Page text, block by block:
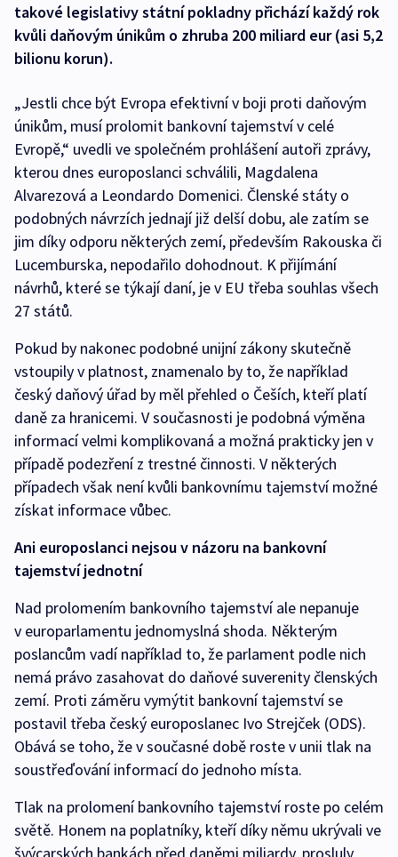
takové legislativy státní pokladny přichází každý rok
kvůli daňovým únikům o zhruba 200 miliard eur (asi 5,2
bilionu korun).
„Jestli chce být Evropa efektivní v boji proti daňovým
únikům, musí prolomit bankovní tajemství v celé
Evropě,“ uvedli ve společném prohlášení autoři zprávy,
kterou dnes europoslanci schválili, Magdalena
Alvarezová a Leondardo Domenici. Členské státy o
podobných návrzích jednají již delší dobu, ale zatím se
jim díky odporu některých zemí, především Rakouska či
Lucemburska, nepodařilo dohodnout. K přijímání
návrhů, které se týkají daní, je v EU třeba souhlas všech
27 států.
Pokud by nakonec podobné unijní zákony skutečně
vstoupily v platnost, znamenalo by to, že například
český daňový úřad by měl přehled o Češích, kteří platí
daně za hranicemi. V současnosti je podobná výměna
informací velmi komplikovaná a možná prakticky jen v
případě podezření z trestné činnosti. V některých
případech však není kvůli bankovnímu tajemství možné
získat informace vůbec.
Ani europoslanci nejsou v názoru na bankovní
tajemství jednotní
Nad prolomením bankovního tajemství ale nepanuje
v europarlamentu jednomyslná shoda. Některým
poslancům vadí například to, že parlament podle nich
nemá právo zasahovat do daňové suverenity členských
zemí. Proti záměru vymýtit bankovní tajemství se
postavil třeba český europoslanec Ivo Strejček (ODS).
Obává se toho, že v současné době roste v unii tlak na
soustřeďování informací do jednoho místa.
Tlak na prolomení bankovního tajemství roste po celém
světě. Honem na poplatníky, kteří díky němu ukrývali ve